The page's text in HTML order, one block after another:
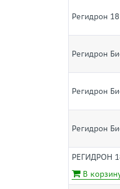
Регидрон
Регидрон
Регидрон
Регидрон
РЕГИДРОН
В